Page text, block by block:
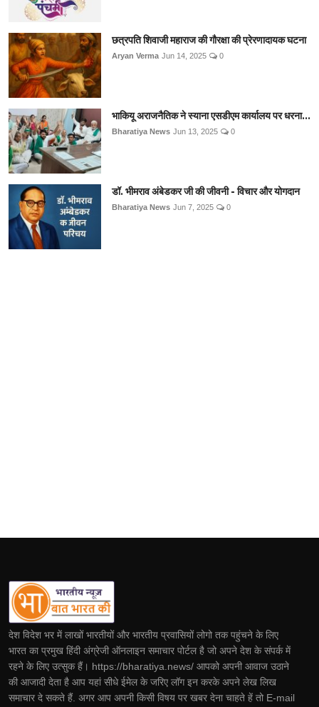
छत्रपति शिवाजी महाराज की गौरक्षा की प्रेरणादायक घटना
Aryan Verma Jun 14, 2025 0
भाकियू अराजनैतिक ने स्याना एसडीएम कार्यालय पर धरना...
Bharatiya News Jun 13, 2025 0
डॉ. भीमराव अंबेडकर जी की जीवनी - विचार और योगदान
Bharatiya News Jun 7, 2025 0
देश विदेश भर में लाखों भारतीयों और भारतीय प्रवासियों लोगो तक पहुंचने के लिए
भारत का प्रमुख हिंदी अंग्रेजी ऑनलाइन समाचार पोर्टल है जो अपने देश के संपर्क में
रहने के लिए उत्सुक हैं। https://bharatiya.news/ आपको अपनी आवाज उठाने
की आजादी देता है आप यहां सीधे ईमेल के जरिए लॉग इन करके अपने लेख लिख
समाचार दे सकते हैं. अगर आप अपनी किसी विषय पर खबर देना चाहते हें तो E-mail